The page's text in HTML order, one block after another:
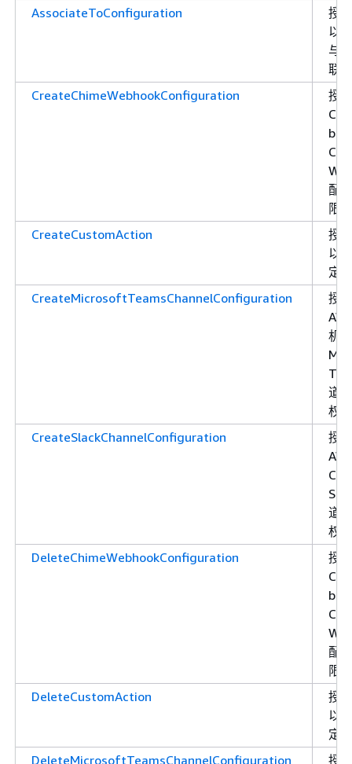
AssociateToConfiguration
授
以
与
联
CreateChimeWebhookConfiguration
授
bot
配
限
CreateCustomAction
授
以
定
CreateMicrosoftTeamsChannelConfiguration
授
机
道
权
CreateSlackChannelConfiguration
授
道
权
DeleteChimeWebhookConfiguration
授
bot
配
限
DeleteCustomAction
授
以
定
DeleteMicrosoftTeamsChannelConfiguration
授